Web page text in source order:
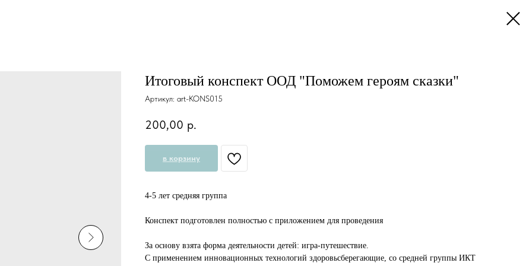
Итоговый конспект ООД "Поможем героям сказки"
Артикул: art-KONS015
200,00 р.
в корзину
4-5 лет средняя группа
Конспект подготовлен полностью с приложением для проведения
За основу взята форма деятельности детей: игра-путешествие.
С применением инновационных технологий здоровьсберегающие, со средней группы ИКТ